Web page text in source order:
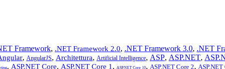
Framework, .NET Framework 2.0, .NET Framework 3.0, .NET
, AngularJS, Architettura, Artificial Intelligence, ASP, ASP.NET,
, ASP.NET Core, ASP.NET Core 1 , ASP.NET Core 10, ASP.NET Core 2, ASP.NET